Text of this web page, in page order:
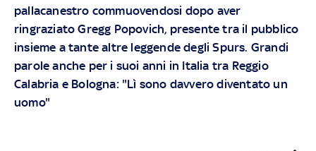
pallacanestro commuovendosi dopo aver
ringraziato Gregg Popovich, presente tra il pubblico
insieme a tante altre leggende degli Spurs. Grandi
parole anche per i suoi anni in Italia tra Reggio
Calabria e Bologna: "Lì sono davvero diventato un
uomo"